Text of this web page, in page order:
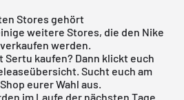
Stores gehört
weitere Stores, die den Nike
werden.
Sertu kaufen? Dann klickt euch
. Sucht euch am
eurer Wahl aus.
im Laufe der nächsten Tage